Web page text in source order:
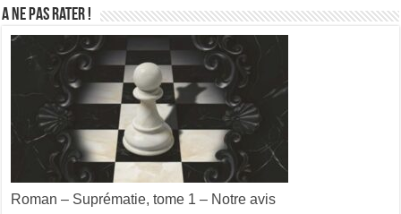
A ne pas rater !
Roman – Suprématie, tome 1 – Notre avis